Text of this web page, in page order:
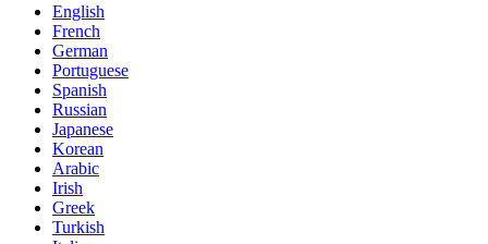
English
French
German
Portuguese
Spanish
Russian
Japanese
Korean
Arabic
Irish
Greek
Turkish